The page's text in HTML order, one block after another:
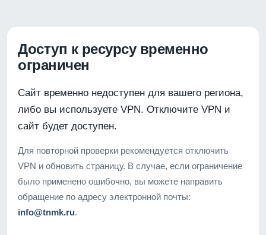
Доступ к ресурсу временно
ограничен
Сайт временно недоступен для вашего региона,
либо вы используете VPN. Отключите VPN и
сайт будет доступен.
Для повторной проверки рекомендуется отключить
VPN и обновить страницу. В случае, если ограничение
было применено ошибочно, вы можете направить
обращение по адресу электронной почты:
info@tnmk.ru.